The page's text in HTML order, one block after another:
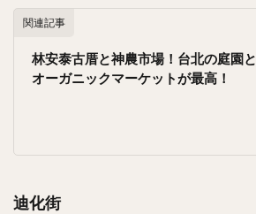
関連記事
林安泰古厝と神農市場！台北の庭園と
オーガニックマーケットが最高！
迪化街